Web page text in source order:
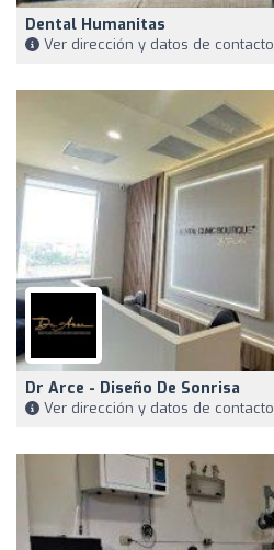
Dental Humanitas
Ver dirección y datos de contacto
Dr Arce - Diseño De Sonrisa
Ver dirección y datos de contacto